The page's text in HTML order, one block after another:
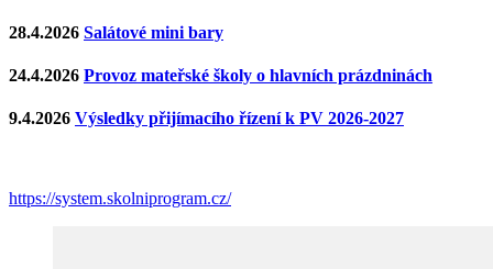
28.4.2026 Salátové mini bary
24.4.2026 Provoz mateřské školy o hlavních prázdninách
9.4.2026 Výsledky přijímacího řízení k PV 2026-2027
https://system.skolniprogram.cz/